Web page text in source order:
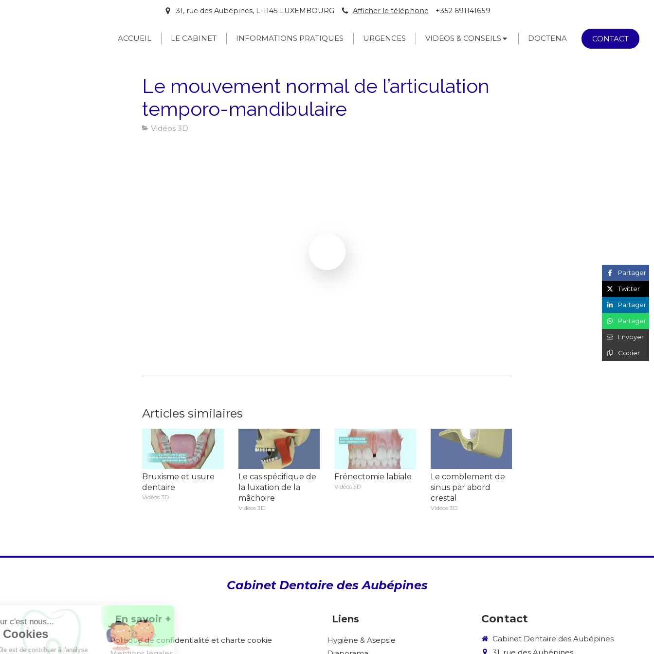
31, rue des Aubépines, L-1145 LUXEMBOURG Afficher le téléphone +352 691141659
ACCUEIL LE CABINET INFORMATIONS PRATIQUES URGENCES VIDEOS & CONSEILS DOCTENA CONTACT
Le mouvement normal de l’articulation
temporo-mandibulaire
Vidéos 3D
Articles similaires
Bruxisme et usure
dentaire
Vidéos 3D
Le cas spécifique de
la luxation de la
mâchoire
Vidéos 3D
Frénectomie labiale
Vidéos 3D
Le comblement de
sinus par abord
crestal
Vidéos 3D
Partager
Twitter
Partager
Partager
Envoyer
Copier
Cabinet Dentaire des Aubépines
En savoir +
Politique de confidentialité et charte cookie
Liens
Hygiène & Asepsie
Contact
Cabinet Dentaire des Aubépines
31, rue des Aubépines